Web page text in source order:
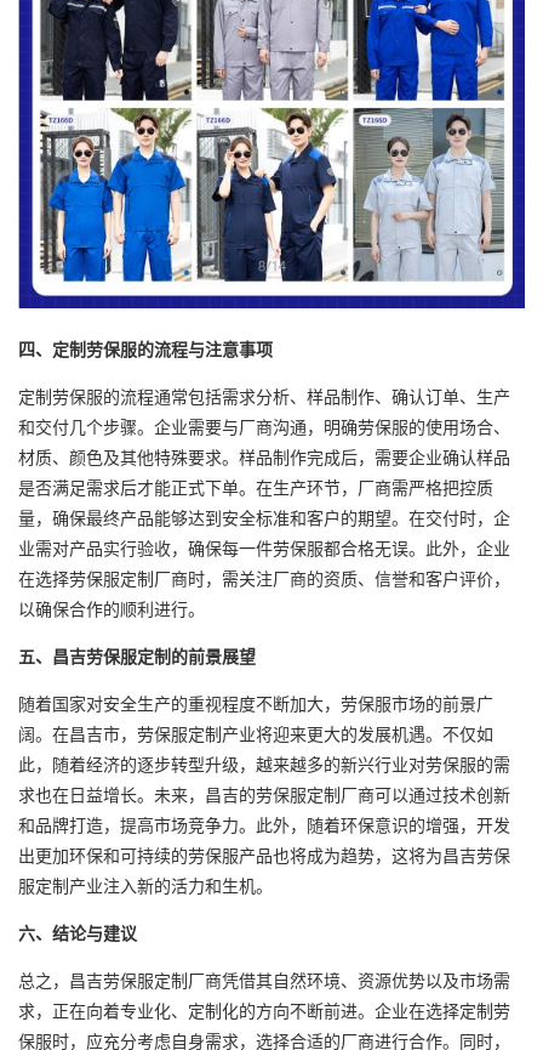
四、定制劳保服的流程与注意事项
定制劳保服的流程通常包括需求分析、样品制作、确认订单、生产
和交付几个步骤。企业需要与厂商沟通，明确劳保服的使用场合、
材质、颜色及其他特殊要求。样品制作完成后，需要企业确认样品
是否满足需求后才能正式下单。在生产环节，厂商需严格把控质
量，确保最终产品能够达到安全标准和客户的期望。在交付时，企
业需对产品实行验收，确保每一件劳保服都合格无误。此外，企业
在选择劳保服定制厂商时，需关注厂商的资质、信誉和客户评价，
以确保合作的顺利进行。
五、昌吉劳保服定制的前景展望
随着国家对安全生产的重视程度不断加大，劳保服市场的前景广
阔。在昌吉市，劳保服定制产业将迎来更大的发展机遇。不仅如
此，随着经济的逐步转型升级，越来越多的新兴行业对劳保服的需
求也在日益增长。未来，昌吉的劳保服定制厂商可以通过技术创新
和品牌打造，提高市场竞争力。此外，随着环保意识的增强，开发
出更加环保和可持续的劳保服产品也将成为趋势，这将为昌吉劳保
服定制产业注入新的活力和生机。
六、结论与建议
总之，昌吉劳保服定制厂商凭借其自然环境、资源优势以及市场需
求，正在向着专业化、定制化的方向不断前进。企业在选择定制劳
保服时，应充分考虑自身需求，选择合适的厂商进行合作。同时，